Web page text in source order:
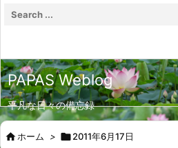
PAPAS Weblog
平凡な日々の備忘録
ホーム > 2011年6月17日